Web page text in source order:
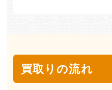
買取りの流れ